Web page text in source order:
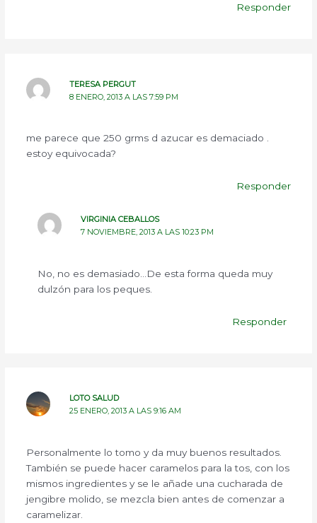
Responder
TERESA PERGUT
8 ENERO, 2013 A LAS 7:59 PM
me parece que 250 grms d azucar es demaciado .
estoy equivocada?
Responder
VIRGINIA CEBALLOS
7 NOVIEMBRE, 2013 A LAS 10:23 PM
No, no es demasiado…De esta forma queda muy
dulzón para los peques.
Responder
LOTO SALUD
25 ENERO, 2013 A LAS 9:16 AM
Personalmente lo tomo y da muy buenos resultados.
También se puede hacer caramelos para la tos, con los
mismos ingredientes y se le añade una cucharada de
jengibre molido, se mezcla bien antes de comenzar a
caramelizar.